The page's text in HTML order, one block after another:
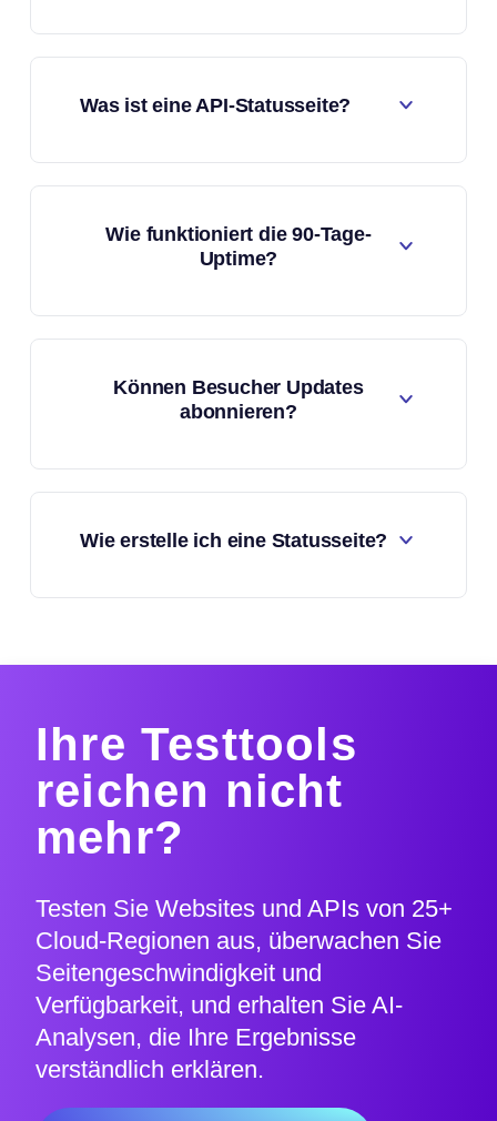
Was ist eine API-Statusseite?
Wie funktioniert die 90-Tage-
Uptime?
Können Besucher Updates
abonnieren?
Wie erstelle ich eine Statusseite?
Ihre Testtools
reichen nicht
mehr?
Testen Sie Websites und APIs von 25+
Cloud-Regionen aus, überwachen Sie
Seitengeschwindigkeit und
Verfügbarkeit, und erhalten Sie AI-
Analysen, die Ihre Ergebnisse
verständlich erklären.